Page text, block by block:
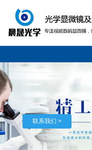
联系我们 >